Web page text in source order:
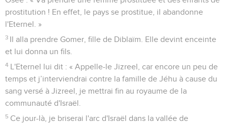
prostitution ! En effet, le pays se prostitue, il abandonne
l'Eternel. »
3 Il alla prendre Gomer, fille de Diblaïm. Elle devint enceinte
et lui donna un fils.
4 L'Eternel lui dit : « Appelle-le Jizreel, car encore un peu de
temps et j’interviendrai contre la famille de Jéhu à cause du
sang versé à Jizreel, je mettrai fin au royaume de la
communauté d'Israël.
5 Ce jour-là, je briserai l'arc d'Israël dans la vallée de